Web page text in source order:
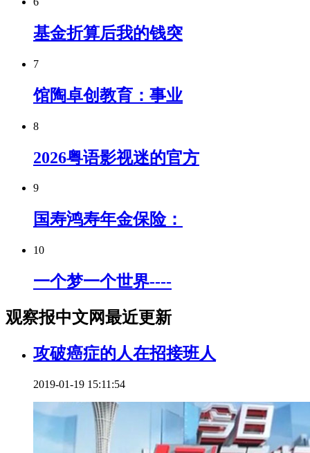
基金折算后我的钱突
7
馆陶卓创教育：事业
8
2026粤语影视迷的官方
9
国寿鸿寿年金保险：
10
一个梦一个世界----
观察报中文网最近更新
攻破癌症的人在招接班人
2019-01-19 15:11:54